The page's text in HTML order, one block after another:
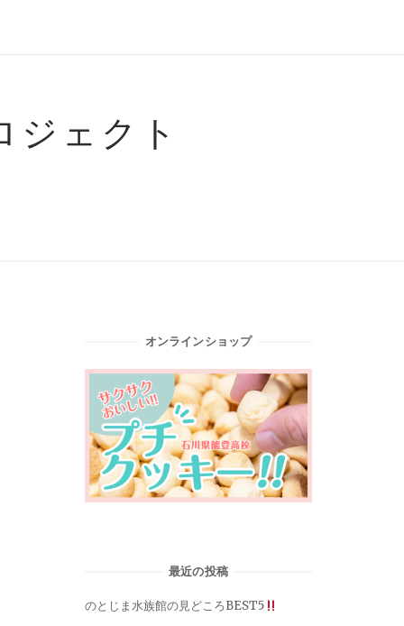
ジェクト
オンラインショップ
最近の投稿
のとじま水族館の見どころBEST5